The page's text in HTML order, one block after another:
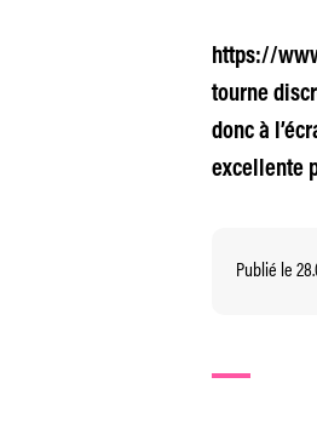
https://
tourne
donc à
excellente
Publié le